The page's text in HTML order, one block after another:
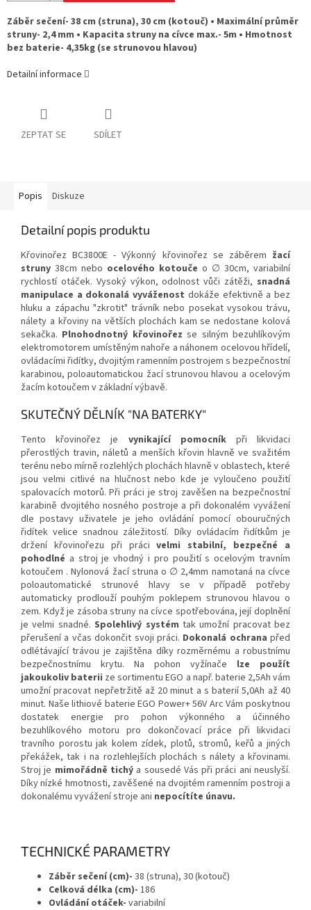
Záběr sečení- 38 cm (struna), 30 cm (kotouč) • Maximální průměr
struny- 2,4 mm • Kapacita struny na cívce max.- 5m • Hmotnost
bez baterie- 4,35kg (se strunovou hlavou)
Detailní informace
ZEPTAT SE SDÍLET
Popis Diskuze
Detailní popis produktu
Křovinořez BC3800E - Výkonný křovinořez se záběrem žací
struny 38cm nebo ocelového kotouče o ∅ 30cm, variabilní
rychlostí otáček. Vysoký výkon, odolnost vůči zátěži, snadná
manipulace a dokonalá vyváženost dokáže efektivně a bez
hluku a zápachu "zkrotit" trávník nebo posekat vysokou trávu,
nálety a křoviny na větších plochách kam se nedostane kolová
sekačka. Plnohodnotný křovinořez se silným bezuhlíkovým
elektromotorem umístěným nahoře a náhonem ocelovou hřídelí,
ovládacími řidítky, dvojitým ramenním postrojem s bezpečnostní
karabinou, poloautomatickou žací strunovou hlavou a ocelovým
žacím kotoučem v základní výbavě.
SKUTEČNÝ DĚLNÍK "NA BATERKY"
Tento křovinořez je vynikající pomocníkpři likvidaci
přerostlých travin, náletů a menších křovin hlavně ve svažitém
terénu nebo mírně rozlehlých plochách hlavně v oblastech, které
jsou velmi citlivé na hlučnost nebo kde je vyloučeno použití
spalovacích motorů. Při práci je stroj zavěšen na bezpečnostní
karabině dvojitého nosného postroje a při dokonalém vyvážení
dle postavy uživatele je jeho ovládání pomocí obouručných
řidítek velice snadnou záležitostí. Díky ovládacím řidítkům je
držení křovinořezu při prácivelmi stabilní, bezpečné a
pohodlné a stroj je vhodný i pro použití s ocelovým travním
kotoučem . Nylonová žací struna o ∅ 2,4mm namotaná na cívce
poloautomatické strunové hlavy se v případě potřeby
automaticky prodlouží pouhým poklepem strunovou hlavou o
zem. Když je zásoba struny na cívce spotřebována, její doplnění
je velmi snadné.Spolehlivý systém tak umožní pracovat bez
přerušení a včas dokončit svoji práci. Dokonalá ochrana před
odlétávající trávou je zajištěna díky rozměrnému a robustnímu
bezpečnostnímu krytu. Na pohon vyžínače lze použít
jakoukoliv baterii ze sortimentu EGO a např. baterie 2,5Ah vám
umožní pracovat nepřetržitě až 20 minut a s baterií 5,0Ah až 40
minut. Naše lithiové baterie EGO Power+ 56V Arc Vám poskytnou
dostatek energie pro pohon výkonného a účinného
bezuhlíkového motoru pro dokončovací práce při likvidaci
travního porostu jak kolem zídek, plotů, stromů, keřů a jiných
překážek, tak i na rozlehlejších plochách s nálety a křovinami.
Stroj je mimořádně tichýa sousedé Vás při práci ani neuslyší.
Díky nízké hmotnosti, zavěšené na dvojitém ramenním postroji a
dokonalému vyvážení stroje ani nepocítíte únavu.
TECHNICKÉ PARAMETRY
Záběr sečení (cm)- 38 (struna), 30 (kotouč)
Celková délka (cm)- 186
Ovládání otáček- variabilní